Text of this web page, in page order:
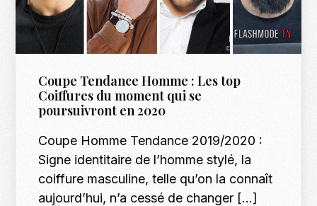
Coupe Tendance Homme : Les top
Coiffures du moment qui se
poursuivront en 2020
Coupe Homme Tendance 2019/2020 :
Signe identitaire de l’homme stylé, la
coiffure masculine, telle qu’on la connaît
aujourd’hui, n’a cessé de changer […]